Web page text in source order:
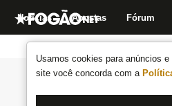
Usamos cookies para anúncios
site você concorda com a
Notícias Apostas Fórum